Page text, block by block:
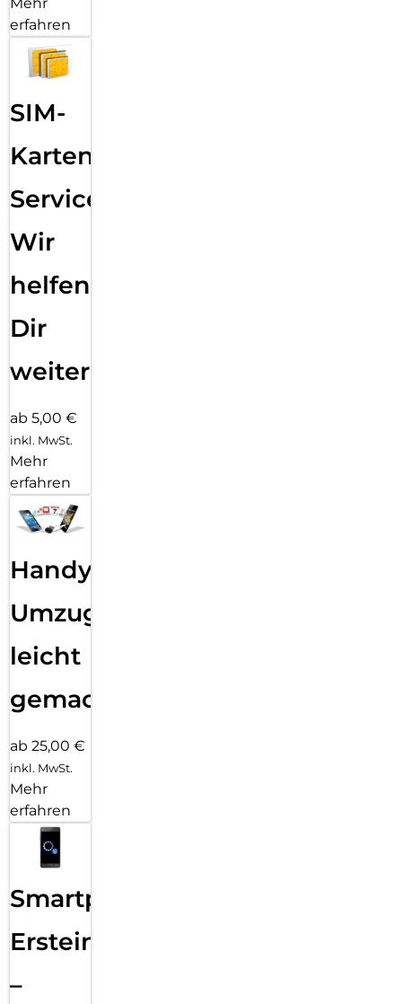
erfahren
SIM-
Karten
Service:
Wir
helfen
Dir
weiter
ab 5,00 €
inkl. MwSt.
Mehr
erfahren
Handy
Umzug
leicht
gemacht!
ab 25,00 €
inkl. MwSt.
Mehr
erfahren
Smartphone
Ersteinrichtung
–